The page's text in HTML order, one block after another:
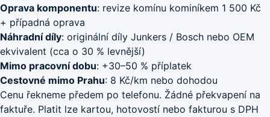
Oprava komponentu: revize komínu kominíkem 1 500 Kč
+ případná oprava
Náhradní díly: originální díly Junkers / Bosch nebo OEM
ekvivalent (cca o 30 % levnější)
Mimo pracovní dobu: +30–50 % příplatek
Cestovné mimo Prahu: 8 Kč/km nebo dohodou
Cenu řekneme předem po telefonu. Žádné překvapení na
faktuře. Platit lze kartou, hotovostí nebo fakturou s DPH